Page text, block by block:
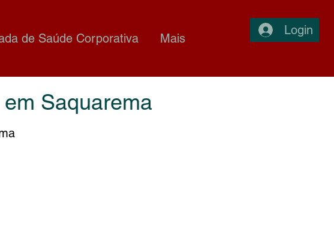
de Saúde Corporativa Mais
Login
Saquarema